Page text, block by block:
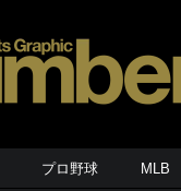
プロ野球 MLB